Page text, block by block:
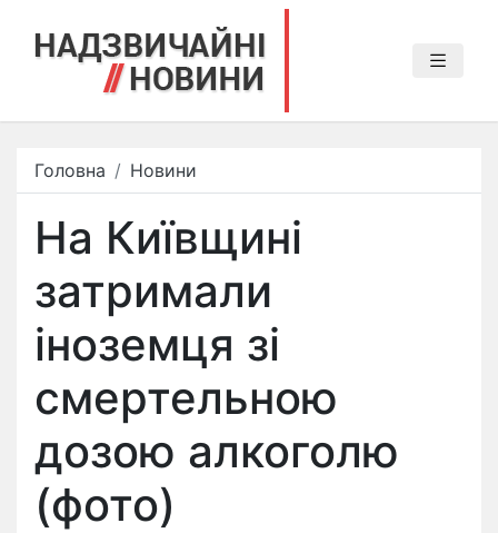
Головна Новини
На Київщині
затримали
іноземця зі
смертельною
дозою алкоголю
(фото)